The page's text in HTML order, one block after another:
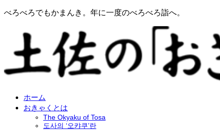
べろべろでもかまんき。年に一度のべろべろ詣へ。
ホーム
おきゃくとは
The Okyaku of Tosa
도사의 ‘오캬쿠’란